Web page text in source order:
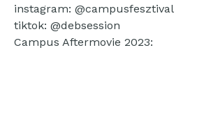
instagram: @campusfesztival
tiktok: @debsession
Campus Aftermovie 2023: